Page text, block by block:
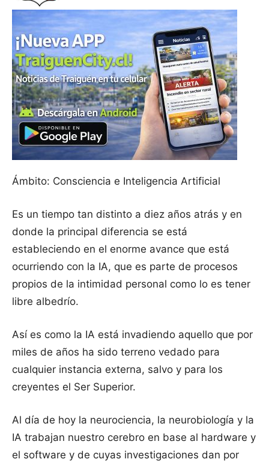
Ámbito: Consciencia e Inteligencia Artificial
Es un tiempo tan distinto a diez años atrás y en
donde la principal diferencia se está
estableciendo en el enorme avance que está
ocurriendo con la IA, que es parte de procesos
propios de la intimidad personal como lo es tener
libre albedrío.
Así es como la IA está invadiendo aquello que por
miles de años ha sido terreno vedado para
cualquier instancia externa, salvo y para los
creyentes el Ser Superior.
Al día de hoy la neurociencia, la neurobiología y la
IA trabajan nuestro cerebro en base al hardware y
el software y de cuyas investigaciones dan por